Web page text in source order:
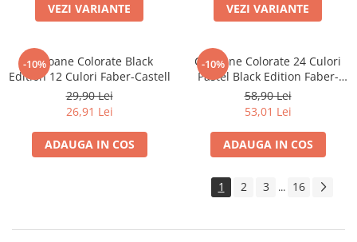
VEZI VARIANTE VEZI VARIANTE
-10%
Creioane Colorate Black
Edition 12 Culori Faber-Castell
29,90 Lei
26,91 Lei
ADAUGA IN COS
-10%
Creioane Colorate 24 Culori
Pastel Black Edition Faber-
Castell
58,90 Lei
53,01 Lei
ADAUGA IN COS
1 2 3 ... 16